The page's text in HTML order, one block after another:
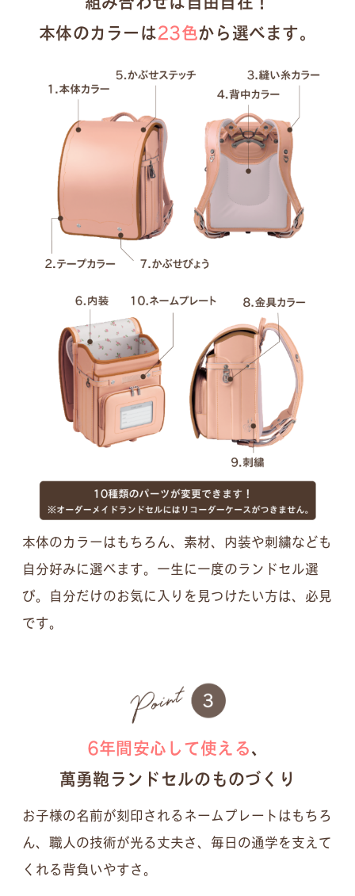
本体のカラーは23色から選べます。
本体のカラーはもちろん、素材、内装や刺繍なども
自分好みに選べます。一生に一度のランドセル選
び。自分だけのお気に入りを見つけたい方は、必見
です。
6年間安心して使える、
萬勇鞄ランドセルのものづくり
お子様の名前が刻印されるネームプレートはもちろ
ん、職人の技術が光る丈夫さ、毎日の通学を支えて
くれる背負いやすさ。